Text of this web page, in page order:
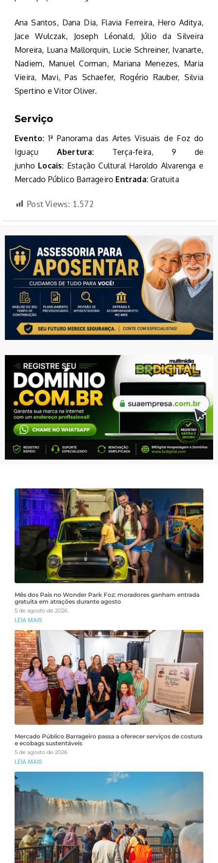
Ana Santos, Dana Dia, Flavia Ferreira, Hero Aditya,
Jace Wulczak, Joseph Léonald, Júlio da Silveira
Moreira, Luana Mallorquin, Lucie Schreiner, Ivanarte,
Nadiem, Manuel Corman, Mariana Menezes, Maria
Vieira, Mavi, Pas Schaefer, Rogério Rauber, Silvia
Spertino e Vitor Oliver.
Serviço
Evento: 1ª Panorama das Artes Visuais de Foz do
Iguaçu Abertura: Terça-feira, 9 de
junho Locais: Estação Cultural Haroldo Alvarenga e
Mercado Público Barrageiro Entrada: Gratuita
Post Views: 1.572
Mês dos Pais no Wonder Park Foz: moradores ganham entrada
gratuita em atrações durante agosto
5 de agosto de 2026
LEIA MAIS
Mercado Público Barrageiro passa a oferecer serviços de costura
e ecobags sustentáveis
5 de agosto de 2026
LEIA MAIS